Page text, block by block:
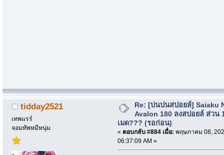
tidday2521
เทพแรร์
จอมทัพหมีหนุ่ม
Re: [บ่นปนสปอยล์] Saiaku
Avalon 180 ลงสปอยล์ ส่วน
เมด??? (รอก่อน)
« ตอบกลับ #884 เมื่อ: พฤษภาคม 08,
06:37:09 AM »